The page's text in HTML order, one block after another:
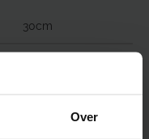
Over
30cm